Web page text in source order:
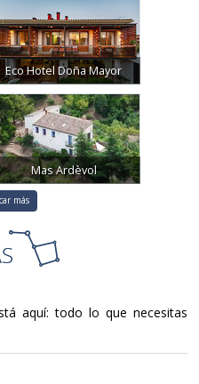
Eco Hotel Doña Mayor
Mas Ardèvol
más
aquí: todo lo que necesitas